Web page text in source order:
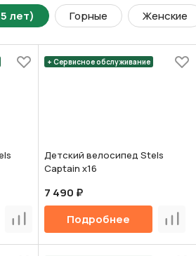
Горные Женские
лет)
Сравнить
+ Сервисное обслуживание
Детский велосипед Stels
Captain х16
7 490 ₽
Подробнее